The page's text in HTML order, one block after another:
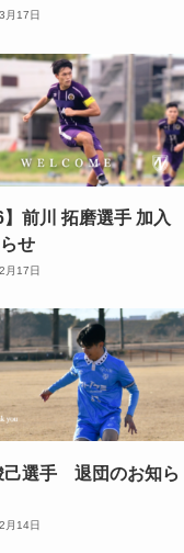
月17日
】前川 拓磨選手 加入
せ
月17日
己選手 退団のお知ら
月14日